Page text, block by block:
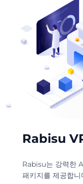
Rabisu
Rabisu는 강력한
패키지를 제공합